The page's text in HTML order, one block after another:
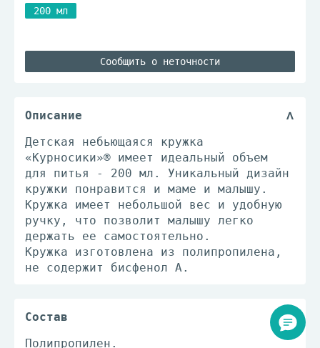
200 мл
Сообщить о неточности
Описание
Детская небьющаяся кружка
«Курносики»® имеет идеальный объем
для питья - 200 мл. Уникальный дизайн
кружки понравится и маме и малышу.
Кружка имеет небольшой вес и удобную
ручку, что позволит малышу легко
держать ее самостоятельно.
Кружка изготовлена из полипропилена,
не содержит бисфенол А.
Состав
Полипропилен.